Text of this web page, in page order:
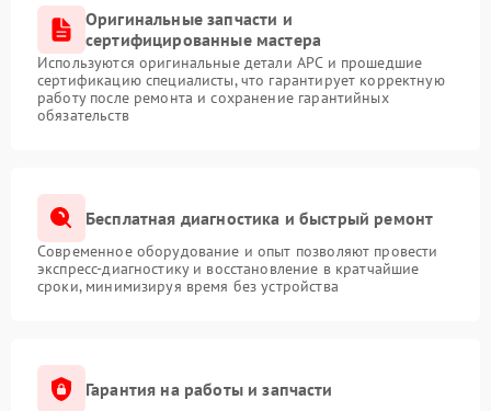
Оригинальные запчасти и
сертифицированные мастера
Используются оригинальные детали APC и прошедшие
сертификацию специалисты, что гарантирует корректную
работу после ремонта и сохранение гарантийных
обязательств
Бесплатная диагностика и быстрый ремонт
Современное оборудование и опыт позволяют провести
экспресс-диагностику и восстановление в кратчайшие
сроки, минимизируя время без устройства
Гарантия на работы и запчасти